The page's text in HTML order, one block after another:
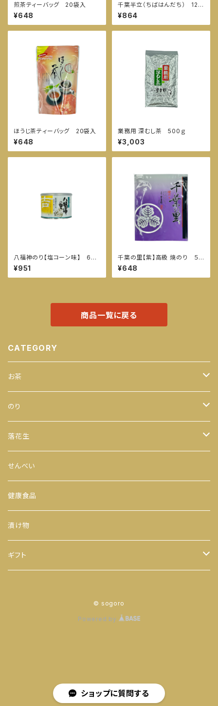
ショップに質問する
煎茶ティーバッグ 20袋入
¥648
千葉半立（ちばはんだち） 120
ｇ
¥864
ほうじ茶ティーバッグ 20袋入
¥648
業務用 深むし茶 500ｇ
¥3,003
八福神のり【塩コーン味】 60
枚入
¥951
千葉の里【紫】高級 焼のり ５
枚入
¥648
商品一覧に戻る
CATEGORY
お茶
緑茶
100ｇ
200ｇ
玄米茶
茎茶
玉露
番茶
ほうじ茶
のり
全型
手巻のり
おにぎりのり
カットのり
八千代 八福神のり
落花生
からつき
平袋（中袋サイズ）
一期一会（小袋サイズ）
せんべい
健康食品
漬け物
ギフト
© sogoro
Powered by